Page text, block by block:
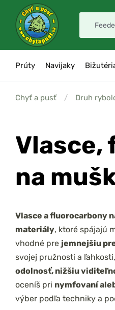
Prúty Navijaky
Chyť a pusť / Druh
Vlasce,
na
Vlasce a fluorocarbony
materiály, ktoré spájajú
vhodné pre jemnejšiu
svojej pružnosti a
odolnosť, nižšiu
oceníš pri nymfovaní
výber podľa techniky a